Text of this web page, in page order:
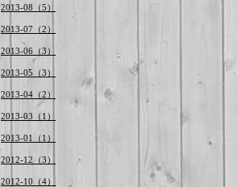
2013-08（5）
2013-07（2）
2013-06（3）
2013-05（3）
2013-04（2）
2013-03（1）
2013-01（1）
2012-12（3）
2012-10（4）